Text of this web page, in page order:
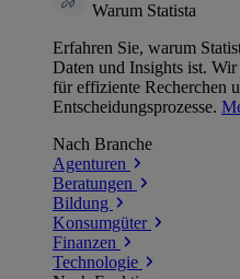
Warum Statista
Erfahren Sie, warum
Daten und Insights ist.
für effiziente Recherchen
Entscheidungsprozesse.
Nach Branche
Agenturen
Beratungen
Bildung
Konsumgüter
Finanzen
Technologie